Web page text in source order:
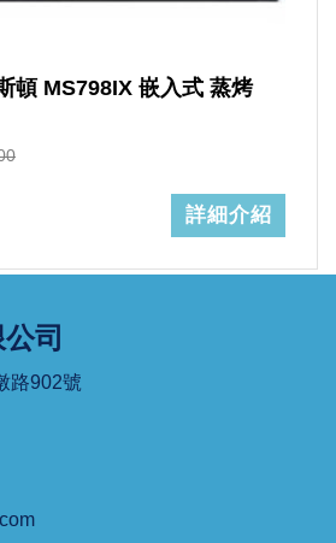
頓 MS798IX 嵌入式 蒸烤
詳細介紹
司
路902號